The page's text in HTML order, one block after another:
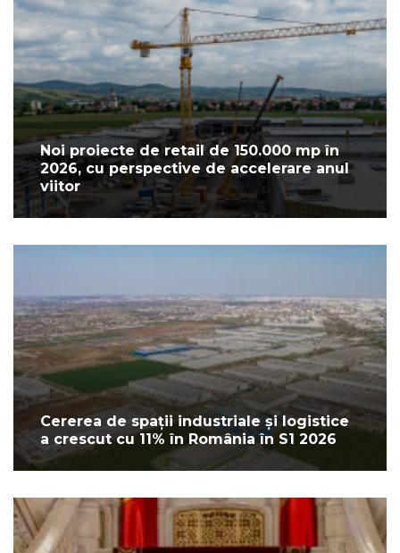
Noi proiecte de retail de 150.000 mp în
2026, cu perspective de accelerare anul
viitor
Cererea de spații industriale și logistice
a crescut cu 11% în România în S1 2026